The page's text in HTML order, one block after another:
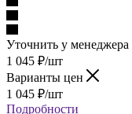
Варианты цен
1 045
Подробности
Под заказ
Наши менеджеры
условия есть ли товар
для вас.